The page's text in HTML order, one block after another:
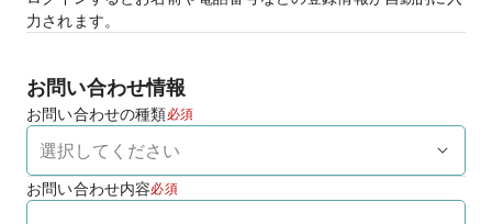
力されます。
お問い合わせ情報
お問い合わせの種類必須
お問い合わせ内容必須